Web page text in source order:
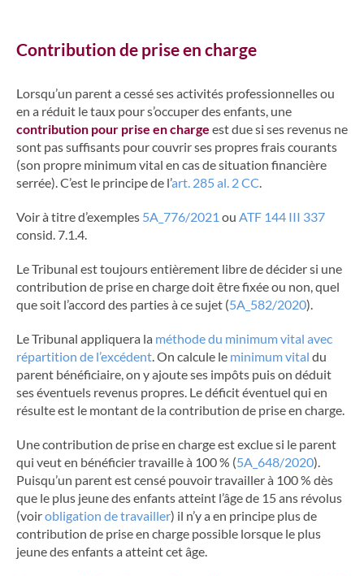
Contribution de prise en charge
Lorsqu’un parent a cessé ses activités professionnelles ou
en a réduit le taux pour s’occuper des enfants, une
contribution pour prise en charge est due si ses revenus ne
sont pas suffisants pour couvrir ses propres frais courants
(son propre minimum vital en cas de situation financière
serrée). C’est le principe de l’art. 285 al. 2 CC.
Voir à titre d’exemples 5A_776/2021 ou ATF 144 III 337
consid. 7.1.4.
Le Tribunal est toujours entièrement libre de décider si une
contribution de prise en charge doit être fixée ou non, quel
que soit l’accord des parties à ce sujet (5A_582/2020).
Le Tribunal appliquera la méthode du minimum vital avec
répartition de l’excédent. On calcule le minimum vital du
parent bénéficiaire, on y ajoute ses impôts puis on déduit
ses éventuels revenus propres. Le déficit éventuel qui en
résulte est le montant de la contribution de prise en charge.
Une contribution de prise en charge est exclue si le parent
qui veut en bénéficier travaille à 100 % (5A_648/2020).
Puisqu’un parent est censé pouvoir travailler à 100 % dès
que le plus jeune des enfants atteint l’âge de 15 ans révolus
(voirobligation de travailler) il n’y a en principe plus de
contribution de prise en charge possible lorsque le plus
jeune des enfants a atteint cet âge.